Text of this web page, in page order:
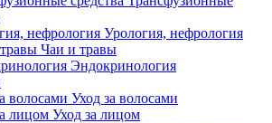
Урология, нефрология
Чаи и травы
Эндокринология
Уход за волосами
Уход за лицом